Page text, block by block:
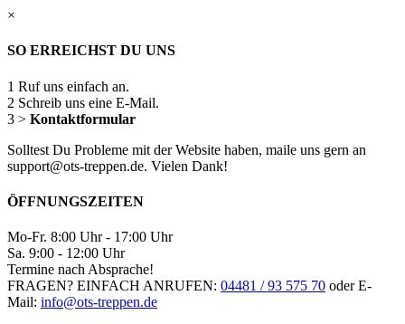
×
SO ERREICHST DU UNS
1 Ruf uns einfach an.
2 Schreib uns eine E-Mail.
3 > Kontaktformular
Solltest Du Probleme mit der Website haben, maile uns gern an
support@ots-treppen.de. Vielen Dank!
ÖFFNUNGSZEITEN
Mo-Fr. 8:00 Uhr - 17:00 Uhr
Sa. 9:00 - 12:00 Uhr
Termine nach Absprache!
FRAGEN? EINFACH ANRUFEN: 04481 / 93 575 70 oder E-
Mail: info@ots-treppen.de